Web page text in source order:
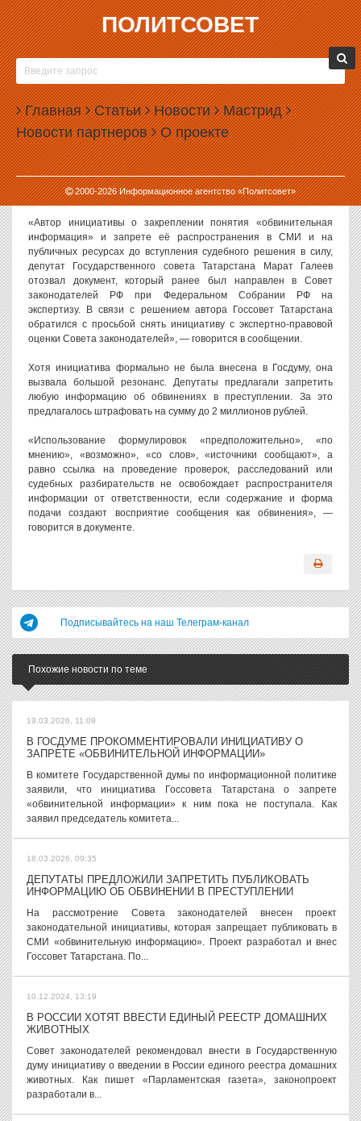
ПОЛИТСОВЕТ
Главная Статьи Новости Мастрид
Новости партнеров О проекте
2000-2026Информационное агентство «Политсовет»
31.03.2026, 17:56
ДЕПУТАТЫ ПЕРЕДУМАЛИ ЗАПРЕЩАТЬ
«ОБВИНИТЕЛЬНУЮ ИНФОРМАЦИЯ»
Госсовет Татарстана отозвал из Совета законодателей
инициативу о запрете распространения «обвинительной
информации».
Об отзыве документа сообщила 31 марта 2026 года пресс-
службе Государственной думы.
«Автор инициативы о закреплении понятия «обвинительная
информация» и запрете её распространения в СМИ и на
публичных ресурсах до вступления судебного решения в силу,
депутат Государственного совета Татарстана Марат Галеев
отозвал документ, который ранее был направлен в Совет
законодателей РФ при Федеральном Собрании РФ на
экспертизу. В связи с решением автора Госсовет Татарстана
обратился с просьбой снять инициативу с экспертно-правовой
оценки Совета законодателей», — говорится в сообщении.
Хотя инициатива формально не была внесена в Госдуму, она
вызвала большой резонанс. Депутаты предлагали запретить
любую информацию об обвинениях в преступлении. За это
предлагалось штрафовать на сумму до 2 миллионов рублей.
«Использование формулировок «предположительно», «по
мнению», «возможно», «со слов», «источники сообщают», а
равно ссылка на проведение проверок, расследований или
судебных разбирательств не освобождает распространителя
информации от ответственности, если содержание и форма
подачи создают восприятие сообщения как обвинения», —
говорится в документе.
Подписывайтесь на наш Телеграм-канал
Похожие новости по теме
19.03.2026, 11:09
В ГОСДУМЕ ПРОКОММЕНТИРОВАЛИ ИНИЦИАТИВУ О
ЗАПРЕТЕ «ОБВИНИТЕЛЬНОЙ ИНФОРМАЦИИ»
В комитете Государственной думы по информационной политике
заявили, что инициатива Госсовета Татарстана о запрете
«обвинительной информации» к ним пока не поступала. Как
заявил председатель комитета...
18.03.2026, 09:35
ДЕПУТАТЫ ПРЕДЛОЖИЛИ ЗАПРЕТИТЬ ПУБЛИКОВАТЬ
ИНФОРМАЦИЮ ОБ ОБВИНЕНИИ В ПРЕСТУПЛЕНИИ
На рассмотрение Совета законодателей внесен проект
законодательной инициативы, которая запрещает публиковать в
СМИ «обвинительную информацию». Проект разработал и внес
Госсовет Татарстана. По...
10.12.2024, 13:19
В РОССИИ ХОТЯТ ВВЕСТИ ЕДИНЫЙ РЕЕСТР ДОМАШНИХ
ЖИВОТНЫХ
Совет законодателей рекомендовал внести в Государственную
думу инициативу о введении в России единого реестра домашних
животных. Как пишет «Парламентская газета», законопроект
разработали в...